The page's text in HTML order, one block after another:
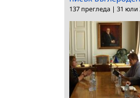
137 прегледа | 31 юли